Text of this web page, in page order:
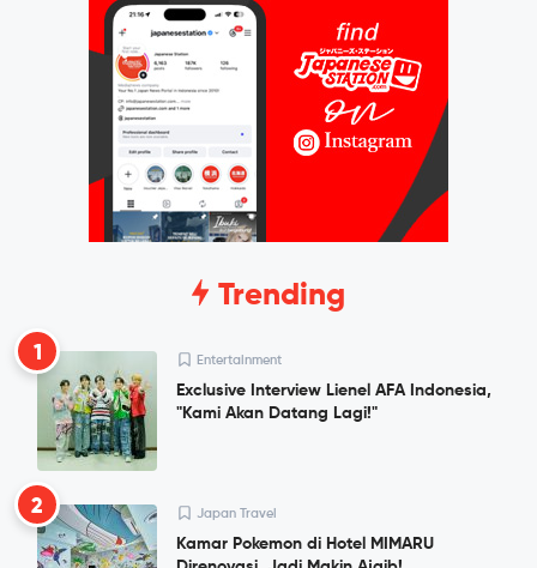
Trending
1 Entertainment
Exclusive Interview Lienel AFA Indonesia,
"Kami Akan Datang Lagi!"
2 Japan Travel
Kamar Pokemon di Hotel MIMARU